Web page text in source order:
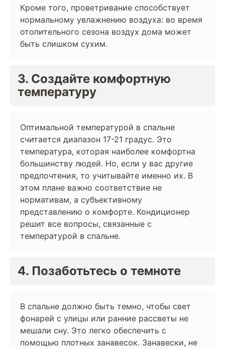
Кроме того, проветривание способствует
нормальному увлажнению воздуха: во время
отопительного сезона воздух дома может
быть слишком сухим.
3. Создайте комфортную
температуру
Оптимальной температурой в спальне
считается диапазон 17-21 градус. Это
температура, которая наиболее комфортна
большинству людей. Но, если у вас другие
предпочтения, то учитывайте именно их. В
этом плане важно соответствие не
нормативам, а субъективному
представлению о комфорте. Кондиционер
решит все вопросы, связанные с
температурой в спальне.
4. Позаботьтесь о темноте
В спальне должно быть темно, чтобы свет
фонарей с улицы или ранние рассветы не
мешали сну. Это легко обеспечить с
помощью плотных занавесок. Занавески, не